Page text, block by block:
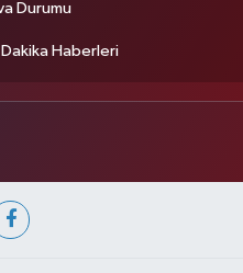
Durumu
Haberleri